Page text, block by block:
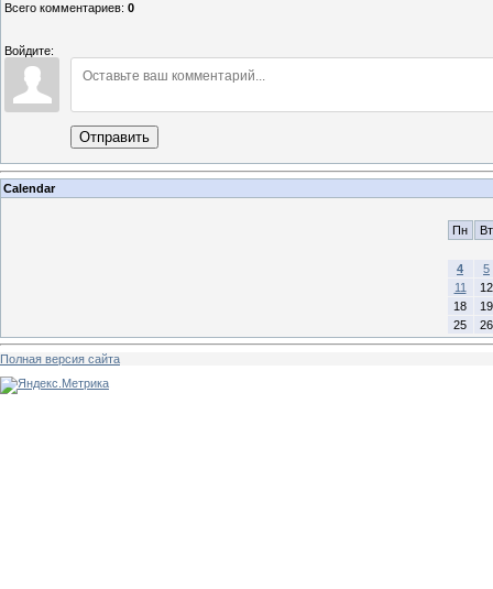
Всего комментариев: 0
Войдите:
Отправить
Calendar
Пн Вт
4
5
11
12
18
19
25
26
Полная версия сайта